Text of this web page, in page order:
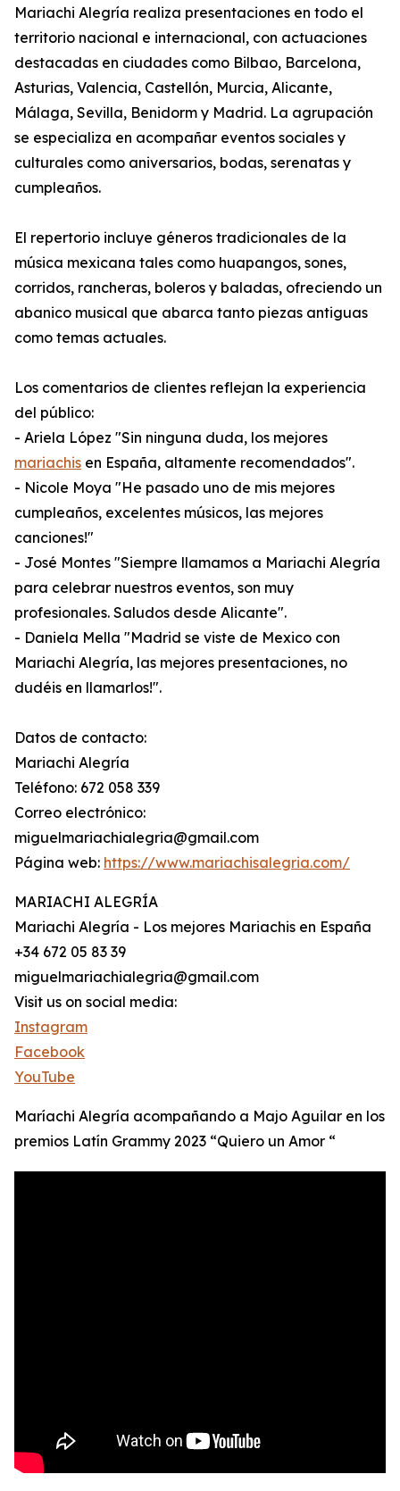
Mariachi Alegría realiza presentaciones en todo el
territorio nacional e internacional, con actuaciones
destacadas en ciudades como Bilbao, Barcelona,
Asturias, Valencia, Castellón, Murcia, Alicante,
Málaga, Sevilla, Benidorm y Madrid. La agrupación
se especializa en acompañar eventos sociales y
culturales como aniversarios, bodas, serenatas y
cumpleaños.
El repertorio incluye géneros tradicionales de la
música mexicana tales como huapangos, sones,
corridos, rancheras, boleros y baladas, ofreciendo un
abanico musical que abarca tanto piezas antiguas
como temas actuales.
Los comentarios de clientes reflejan la experiencia
del público:
- Ariela López "Sin ninguna duda, los mejores
mariachis en España, altamente recomendados".
- Nicole Moya "He pasado uno de mis mejores
cumpleaños, excelentes músicos, las mejores
canciones!"
- José Montes "Siempre llamamos a Mariachi Alegría
para celebrar nuestros eventos, son muy
profesionales. Saludos desde Alicante".
- Daniela Mella "Madrid se viste de Mexico con
Mariachi Alegría, las mejores presentaciones, no
dudéis en llamarlos!".
Datos de contacto:
Mariachi Alegría
Teléfono: 672 058 339
Correo electrónico:
miguelmariachialegria@gmail.com
Página web: https://www.mariachisalegria.com/
MARIACHI ALEGRÍA
Mariachi Alegría - Los mejores Mariachis en España
+34 672 05 83 39
miguelmariachialegria@gmail.com
Visit us on social media:
Instagram
Facebook
YouTube
Maríachi Alegría acompañando a Majo Aguilar en los
premios Latín Grammy 2023 “Quiero un Amor “